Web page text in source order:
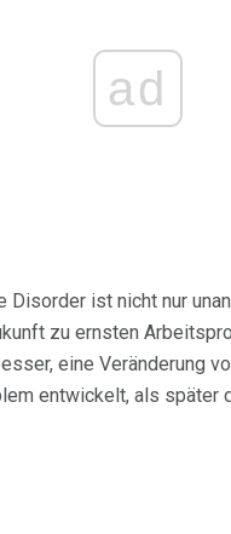
ad
Disorder ist nicht nur
zu ernsten
eine Veränderung
entwickelt, als später